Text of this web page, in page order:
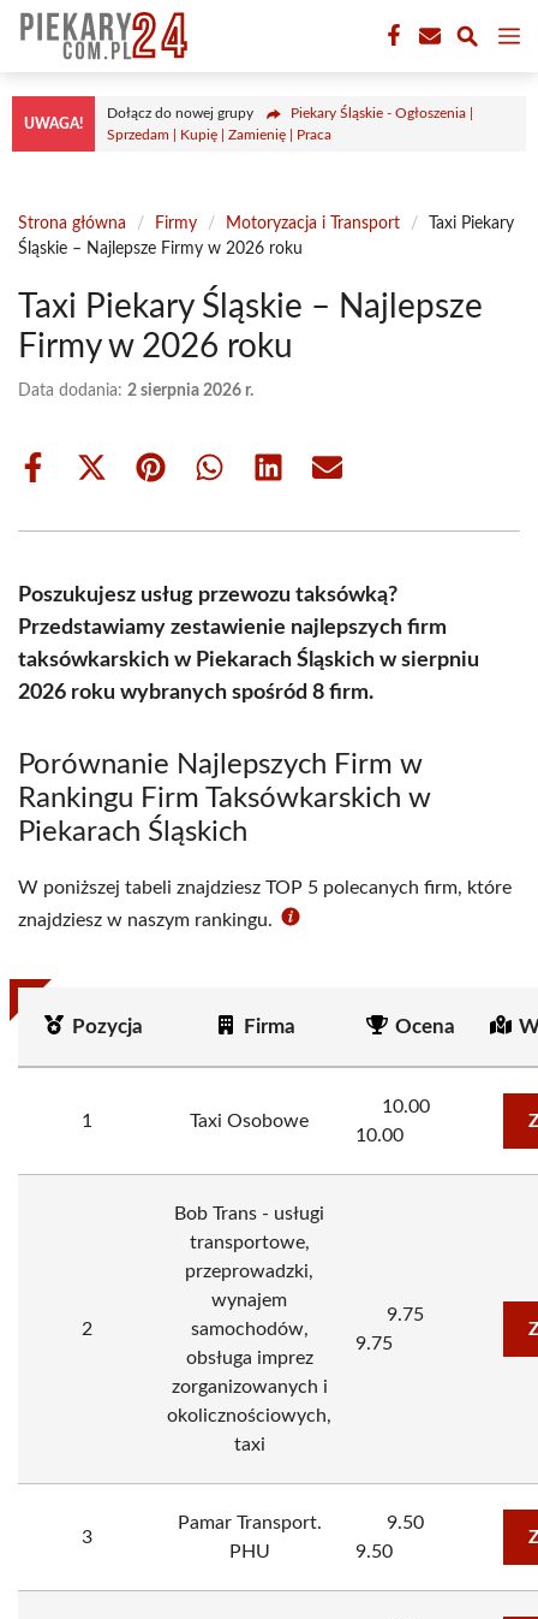
Przejdź
treści
UWAGA!
Dołącz do nowej grupy
Piekary Śląskie - Ogłoszenia |
Sprzedam | Kupię | Zamienię | Praca
Strona główna / Firmy / Motoryzacja i Transport /
Taxi Piekary
Śląskie – Najlepsze Firmy w 2026 roku
Taxi Piekary Śląskie – Najlepsze
Firmy w 2026 roku
Data dodania: 2 sierpnia 2026 r.
Share
Share
(Twitter)
Share Share Share Share
Poszukujesz usług przewozu taksówką?
Przedstawiamy zestawienie najlepszych firm
taksówkarskich w Piekarach Śląskich w sierpniu
2026 roku wybranych spośród 8 firm.
Porównanie Najlepszych Firm w
Rankingu Firm Taksówkarskich w
Piekarach Śląskich
W poniższej tabeli znajdziesz TOP 5 polecanych firm, które
znajdziesz w naszym rankingu.
Pozycja Firma Ocena
1 Taxi Osobowe
10.00
10.00
2
Bob Trans - usługi
transportowe,
przeprowadzki,
wynajem
samochodów,
obsługa imprez
zorganizowanych i
okolicznościowych,
taxi
9.75
9.75
3
Pamar Transport.
PHU
9.50
9.50